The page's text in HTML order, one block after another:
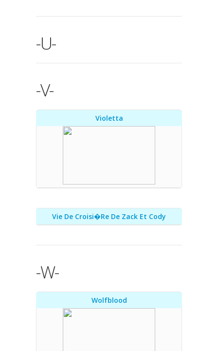
-U-
-V-
Violetta
Vie De Croisi�re De Zack Et Cody
-W-
Wolfblood